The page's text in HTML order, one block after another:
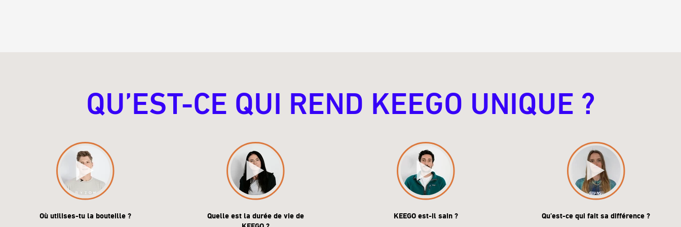
QU’EST-CE QUI REND KEEGO UNIQUE ?
Où utilises-tu la bouteille ?
Quelle est la durée de vie de
KEEGO est-il sain ? Qu’est-ce qui fait sa différence ?